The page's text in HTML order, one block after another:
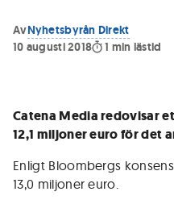
AvNyhetsbyrån Direkt
10 augusti 2018
1 min lästid
Catena Media redovisar
12,1 miljoner euro för det
Enligt Bloombergs
13,0 miljoner euro.